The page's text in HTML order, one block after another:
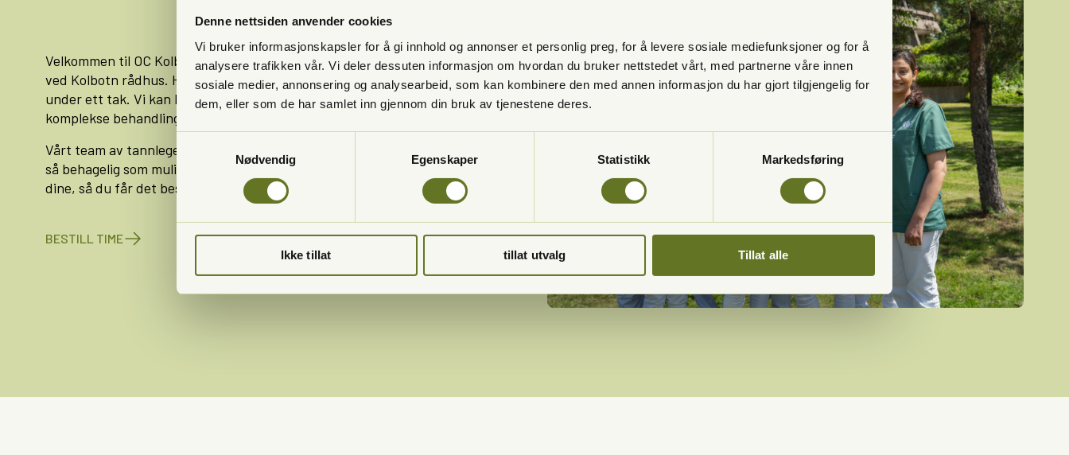
Denne nettsiden anvender cookies
Vi bruker informasjonskapsler for å gi innhold og annonser et personlig preg, for å levere sosiale mediefunksjoner og for å
analysere trafikken vår. Vi deler dessuten informasjon om hvordan du bruker nettstedet vårt, med partnerne våre innen
sosiale medier, annonsering og analysearbeid, som kan kombinere den med annen informasjon du har gjort tilgjengelig for
dem, eller som de har samlet inn gjennom din bruk av tjenestene deres.
Nødvendig
Egenskaper Statistikk Markedsføring
Ikke tillat tillat utvalg Tillat alle
Velkommen til OC Kolbotn Tannhelse, din lokale tannklinikk sentralt plassert
ved Kolbotn rådhus. Hos oss finner du et godt tilbud av tannhelsetjenester
under ett tak. Vi kan hjelpe deg med alt fra den årlige kontrollen til mer
komplekse behandlinger.
Vårt team av tannleger og tannpleiere jobber for å for å gjøre tannlegebesøket
så behagelig som mulig for deg som pasient. Vi lover å ta godt vare på tennene
dine, så du får det beste resultatet for tannhelsen din.
BESTILL TIME